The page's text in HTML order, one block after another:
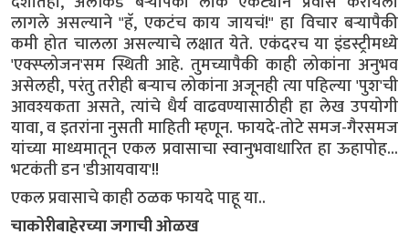
लागले असल्याने "हॅ, एकटंच काय जायचं!" हा विचार बऱ्यापैकी
कमी होत चालला असल्याचे लक्षात येते. एकंदरच या इंडस्ट्रीमध्ये
'एक्स्प्लोजन'सम स्थिती आहे. तुमच्यापैकी काही लोकांना अनुभव
असेलही, परंतु तरीही बऱ्याच लोकांना अजूनही त्या पहिल्या 'पुश'ची
आवश्यकता असते, त्यांचे धैर्य वाढवण्यासाठीही हा लेख उपयोगी
यावा, व इतरांना नुसती माहिती म्हणून. फायदे-तोटे समज-गैरसमज
यांच्या माध्यमातून एकल प्रवासाचा स्वानुभवाधारित हा ऊहापोह...
भटकंती डन 'डीआयवाय'!!
एकल प्रवासाचे काही ठळक फायदे पाहू या..
चाकोरीबाहेरच्या जगाची ओळख